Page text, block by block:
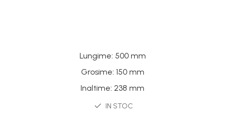
Lungime: 500 mm
Grosime: 150 mm
Inaltime: 238 mm
IN STOC